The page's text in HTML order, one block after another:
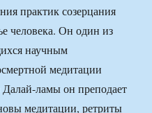
практик созерцания
человека. Он один из
научным
медитации
ламы он преподает
медитации, ретриты